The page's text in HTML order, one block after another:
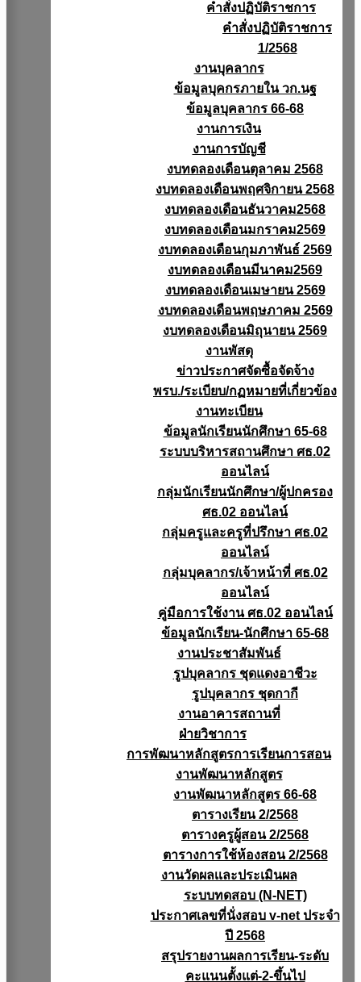
คำสั่งปฏิบัติราชการ
คำสั่งปฏิบัติราชการ
1/2568
งานบุคลากร
ข้อมูลบุคกรภายใน วก.นฐ
ข้อมูลบุคลากร 66-68
งานการเงิน
งานการบัญชี
งบทดลองเดือนตุลาคม 2568
งบทดลองเดือนพฤศจิกายน 2568
งบทดลองเดือนธันวาคม2568
งบทดลองเดือนมกราคม2569
งบทดลองเดือนกุมภาพันธ์ 2569
งบทดลองเดือนมีนาคม2569
งบทดลองเดือนเมษายน 2569
งบทดลองเดือนพฤษภาคม 2569
งบทดลองเดือนมิถุนายน 2569
งานพัสดุ
ข่าวประกาศจัดซื้อจัดจ้าง
พรบ./ระเบียบ/กฏหมายที่เกี่ยวข้อง
งานทะเบียน
ข้อมูลนักเรียนนักศึกษา 65-68
ระบบบริหารสถานศึกษา ศธ.02
ออนไลน์
กลุ่มนักเรียนนักศึกษา/ผู้ปกครอง
ศธ.02 ออนไลน์
กลุ่มครูและครูที่ปรึกษา ศธ.02
ออนไลน์
กลุ่มบุคลากร/เจ้าหน้าที่ ศธ.02
ออนไลน์
คู่มือการใช้งาน ศธ.02 ออนไลน์
ข้อมูลนักเรียน-นักศึกษา 65-68
งานประชาสัมพันธ์
รูปบุคลากร ชุดแดงอาชีวะ
รูปบุคลากร ชุดกากี
งานอาคารสถานที่
ฝ่ายวิชาการ
การพัฒนาหลักสูตรการเรียนการสอน
งานพัฒนาหลักสูตร
งานพัฒนาหลักสูตร 66-68
ตารางเรียน 2/2568
ตารางครูผู้สอน 2/2568
ตารางการใช้ห้องสอน 2/2568
งานวัดผลเเละประเมินผล
ระบบทดสอบ (N-NET)
ประกาศเลขที่นั่งสอบ v-net ประจำ
ปี 2568
สรุปรายงานผลการเรียน-ระดับ
คะแนนตั้งแต่-2-ขึ้นไป